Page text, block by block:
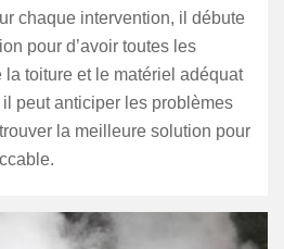
chaque intervention, il débute
pour d’avoir toutes les
la toiture et le matériel adéquat
peut anticiper les problèmes
la meilleure solution pour